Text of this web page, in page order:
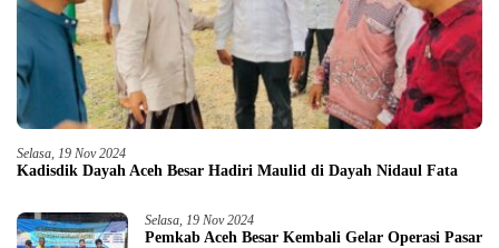
Selasa, 19 Nov 2024
Kadisdik Dayah Aceh Besar Hadiri Maulid di Dayah Nidaul Fata
Selasa, 19 Nov 2024
Pemkab Aceh Besar Kembali Gelar Operasi Pasar